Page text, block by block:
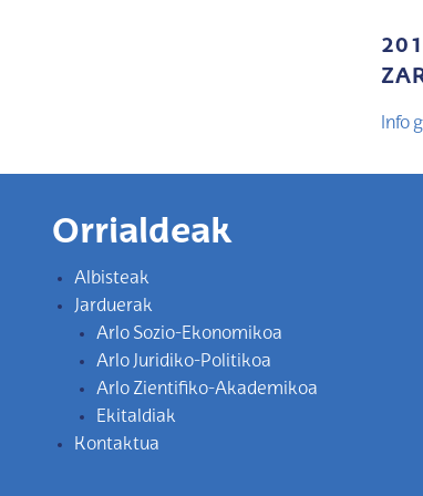
Info
Orrialdeak
Albisteak
Jarduerak
Arlo Sozio-Ekonomikoa
Arlo Juridiko-Politikoa
Arlo Zientifiko-Akademikoa
Ekitaldiak
Kontaktua